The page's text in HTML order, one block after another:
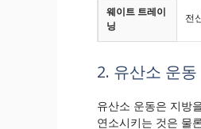
웨이트 트레이
닝
전
2. 유산소 운동
유산소 운동은 지방
연소시키는 것은 물